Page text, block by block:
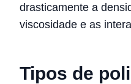
drasticamente a
viscosidade e as
Tipos de